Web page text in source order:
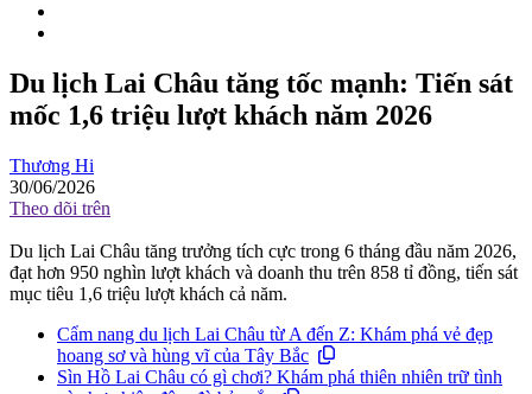
Du lịch Lai Châu tăng tốc mạnh: Tiến sát
mốc 1,6 triệu lượt khách năm 2026
Thương Hi
30/06/2026
Theo dõi trên
Du lịch Lai Châu tăng trưởng tích cực trong 6 tháng đầu năm 2026,
đạt hơn 950 nghìn lượt khách và doanh thu trên 858 tỉ đồng, tiến sát
mục tiêu 1,6 triệu lượt khách cả năm.
Cẩm nang du lịch Lai Châu từ A đến Z: Khám phá vẻ đẹp
hoang sơ và hùng vĩ của Tây Bắc
Sìn Hồ Lai Châu có gì chơi? Khám phá thiên nhiên trữ tình